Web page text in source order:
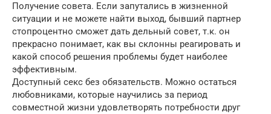
Получение совета. Если запутались в жизненной
ситуации и не можете найти выход, бывший партнер
стопроцентно сможет дать дельный совет, т.к. он
прекрасно понимает, как вы склонны реагировать и
какой способ решения проблемы будет наиболее
эффективным.
Доступный секс без обязательств. Можно остаться
любовниками, которые научились за период
совместной жизни удовлетворять потребности друг